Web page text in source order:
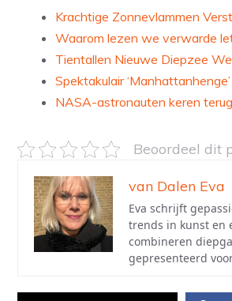
Krachtige Zonnevlammen
Waarom lezen we verwarde
Tientallen Nieuwe Diepzee
Spektakulair
NASA-astronauten keren
Beoordeel dit
van Dalen Eva
Eva schrijft
trends in kunst en
combineren
gepresenteerd